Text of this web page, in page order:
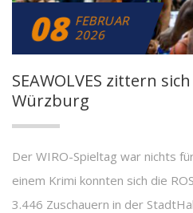
08 FEBRUAR
2026
SEAWOLVES zittern
Würzburg
Der WIRO-Spieltag war nichts
einem Krimi konnten sich die
3.446 Zuschauern in der